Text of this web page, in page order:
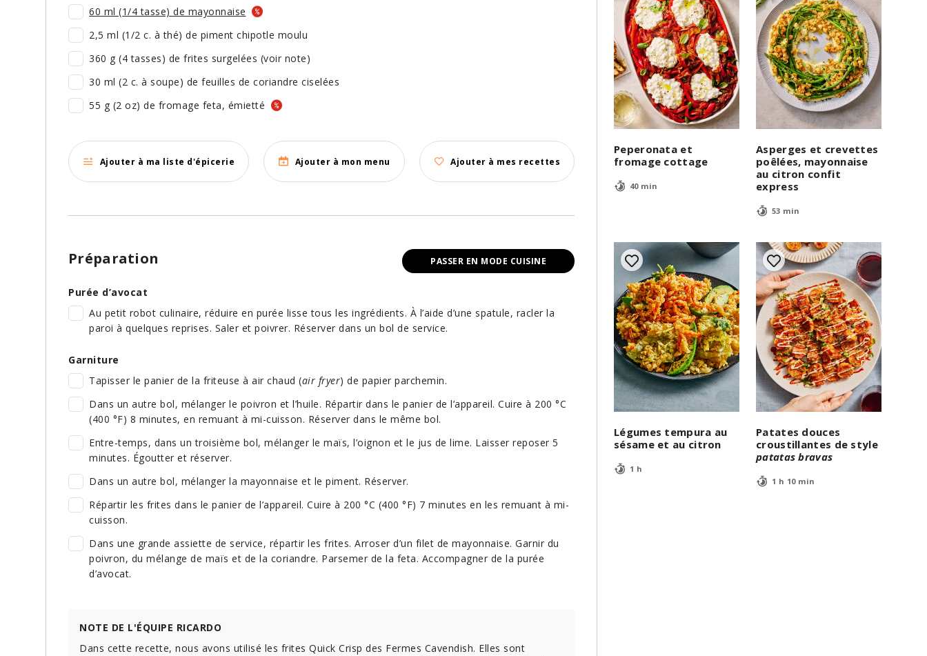
Peperonata et
fromage cottage
40 min
Asperges et crevettes
poêlées, mayonnaise
au citron confit
express
53 min
Légumes tempura au
sésame et au citron
1 h
Patates douces
croustillantes de style
patatas bravas
1 h 10 min
60 ml (1/4 tasse) de mayonnaise
2,5 ml (1/2 c. à thé) de piment chipotle moulu
360 g (4 tasses) de frites surgelées (voir note)
30 ml (2 c. à soupe) de feuilles de coriandre ciselées
55 g (2 oz) de fromage feta, émietté
Ajouter à ma liste d'épicerie Ajouter à mon menu Ajouter à mes recettes
PASSER EN MODE CUISINE
Préparation
Purée d’avocat
Au petit robot culinaire, réduire en purée lisse tous les ingrédients. À l’aide d’une spatule, racler la
paroi à quelques reprises. Saler et poivrer. Réserver dans un bol de service.
Garniture
Tapisser le panier de la friteuse à air chaud (air fryer) de papier parchemin.
Dans un autre bol, mélanger le poivron et l’huile. Répartir dans le panier de l’appareil. Cuire à 200 °C
(400 °F) 8 minutes, en remuant à mi-cuisson. Réserver dans le même bol.
Entre-temps, dans un troisième bol, mélanger le maïs, l’oignon et le jus de lime. Laisser reposer 5
minutes. Égoutter et réserver.
Dans un autre bol, mélanger la mayonnaise et le piment. Réserver.
Répartir les frites dans le panier de l’appareil. Cuire à 200 °C (400 °F) 7 minutes en les remuant à mi-
cuisson.
Dans une grande assiette de service, répartir les frites. Arroser d’un filet de mayonnaise. Garnir du
poivron, du mélange de maïs et de la coriandre. Parsemer de la feta. Accompagner de la purée
d’avocat.
NOTE DE L'ÉQUIPE RICARDO
Dans cette recette, nous avons utilisé les frites Quick Crisp des Fermes Cavendish. Elles sont